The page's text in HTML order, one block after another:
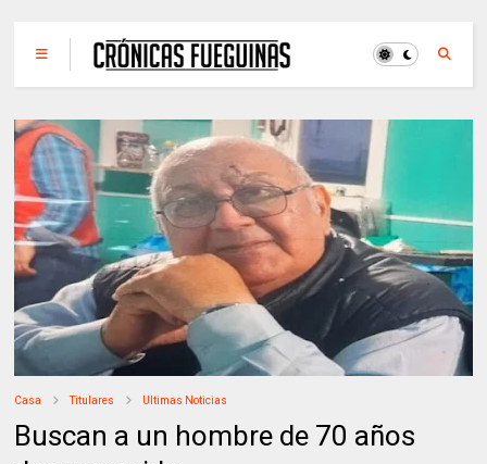
Casa Titulares Ultimas Noticias
Buscan a un hombre de 70 años